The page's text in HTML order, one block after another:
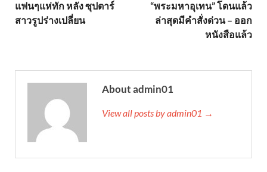
แฟนๆแห่ทัก หลัง ซุปตาร์
สาวรูปร่างเปลี่ยน
“พระมหาอุเทน” โดนแล้ว
ล่าสุดมีคำสั่งด่วน – ออก
หนังสือแล้ว
About admin01
View all posts by admin01 →